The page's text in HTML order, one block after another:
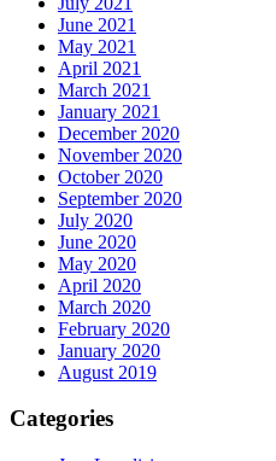
June 2021
May 2021
April 2021
March 2021
January 2021
December 2020
November 2020
October 2020
September 2020
July 2020
June 2020
May 2020
April 2020
March 2020
February 2020
January 2020
August 2019
Categories